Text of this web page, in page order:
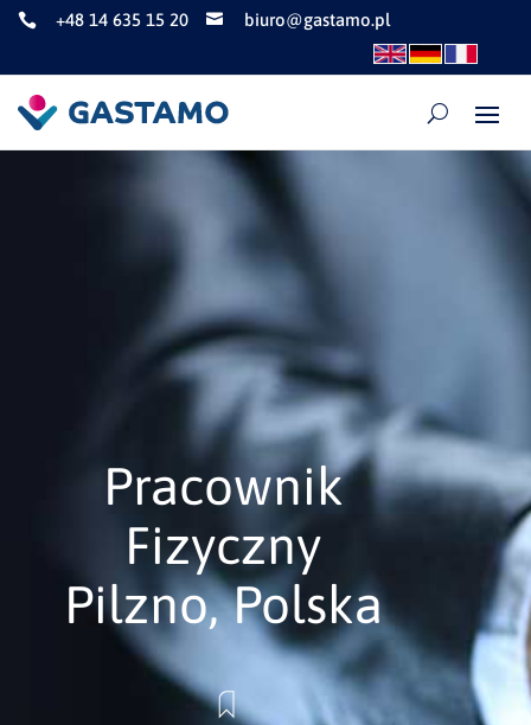
 +48 14 635 15 20  biuro@gastamo.pl
Pracownik
Fizyczny
Pilzno, Polska